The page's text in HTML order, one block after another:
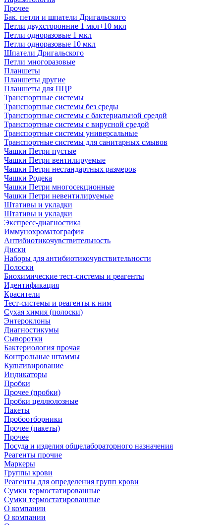
Прочее
Бак. петли и шпатели Дригальского
Петли двухсторонние 1 мкл+10 мкл
Петли одноразовые 1 мкл
Петли одноразовые 10 мкл
Шпатели Дригальского
Петли многоразовые
Планшеты
Планшеты другие
Планшеты для ПЦР
Транспортные системы
Транспортные системы без среды
Транспортные системы с бактериальной средой
Транспортные системы с вирусной средой
Транспортные системы универсальные
Транспортные системы для санитарных смывов
Чашки Петри пустые
Чашки Петри вентилируемые
Чашки Петри нестандартных размеров
Чашки Родека
Чашки Петри многосекционные
Чашки Петри невентилируемые
Штативы и укладки
Штативы и укладки
Экспресс-диагностика
Иммунохроматография
Антибиотикочувствительность
Диски
Наборы для антибиотикочувствительности
Полоски
Биохимические тест-системы и реагенты
Идентификация
Красители
Тест-системы и реагенты к ним
Сухая химия (полоски)
Энтероклоны
Диагностикумы
Сыворотки
Бактериология прочая
Контрольные штаммы
Культивирование
Индикаторы
Пробки
Прочее (пробки)
Пробки целлюлозные
Пакеты
Пробоотборники
Прочее (пакеты)
Прочее
Посуда и изделия общелабораторного назначения
Реагенты прочие
Маркеры
Группы крови
Реагенты для определения групп крови
Сумки термостатированные
Сумки термостатированные
О компании
О компании